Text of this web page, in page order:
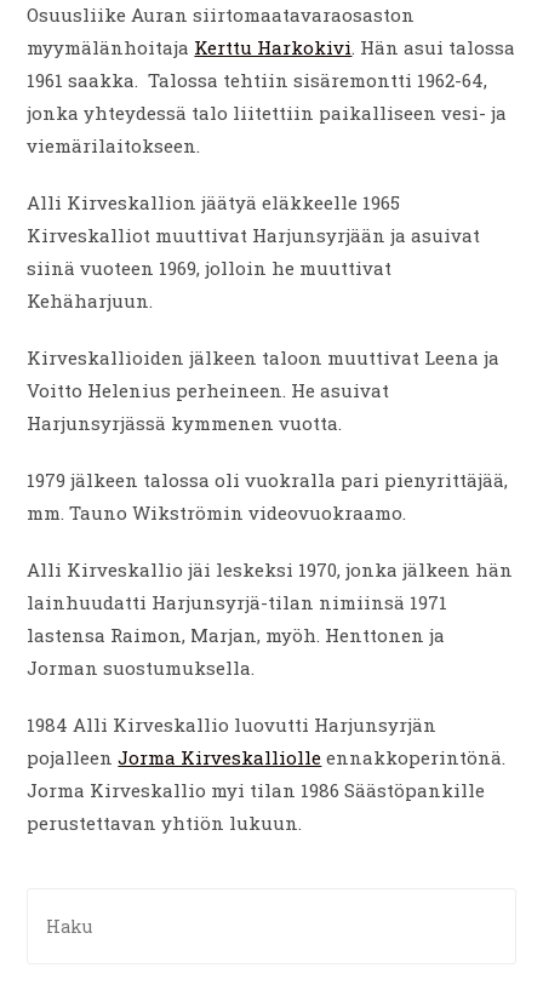
Osuusliike Auran siirtomaatavaraosaston
myymälänhoitaja Kerttu Harkokivi. Hän asui talossa
1961 saakka. Talossa tehtiin sisäremontti 1962-64,
jonka yhteydessä talo liitettiin paikalliseen vesi- ja
viemärilaitokseen.
Alli Kirveskallion jäätyä eläkkeelle 1965
Kirveskalliot muuttivat Harjunsyrjään ja asuivat
siinä vuoteen 1969, jolloin he muuttivat
Kehäharjuun.
Kirveskallioiden jälkeen taloon muuttivat Leena ja
Voitto Helenius perheineen. He asuivat
Harjunsyrjässä kymmenen vuotta.
1979 jälkeen talossa oli vuokralla pari pienyrittäjää,
mm. Tauno Wikströmin videovuokraamo.
Alli Kirveskallio jäi leskeksi 1970, jonka jälkeen hän
lainhuudatti Harjunsyrjä-tilan nimiinsä 1971
lastensa Raimon, Marjan, myöh. Henttonen ja
Jorman suostumuksella.
1984 Alli Kirveskallio luovutti Harjunsyrjän
pojalleenJorma Kirveskalliolle ennakkoperintönä.
Jorma Kirveskallio myi tilan 1986 Säästöpankille
perustettavan yhtiön lukuun.